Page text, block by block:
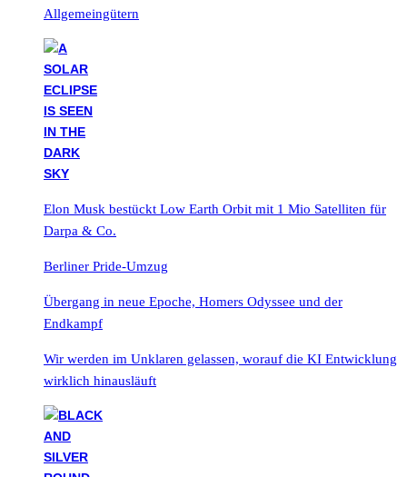
Allgemeingütern
Elon Musk bestückt Low Earth Orbit mit 1 Mio Satelliten für
Darpa & Co.
Berliner Pride-Umzug
Übergang in neue Epoche, Homers Odyssee und der
Endkampf
Wir werden im Unklaren gelassen, worauf die KI Entwicklung
wirklich hinausläuft